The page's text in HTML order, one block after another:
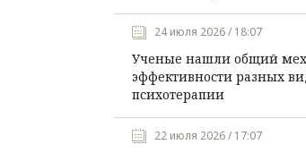
24 июля 2026 / 18:07
Ученые нашли общий
эффективности разных
психотерапии
22 июля 2026 / 17:07